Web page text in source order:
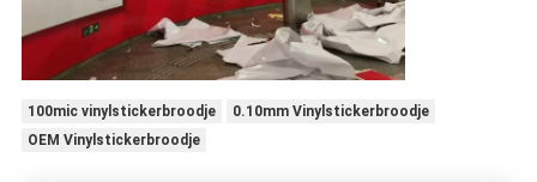
100mic vinylstickerbroodje
0.10mm Vinylstickerbroodje
OEM Vinylstickerbroodje